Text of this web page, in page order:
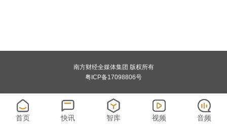
南方财经全媒体集团 版权所有
粤ICP备17098806号
首页 快讯 智库 视频 音频